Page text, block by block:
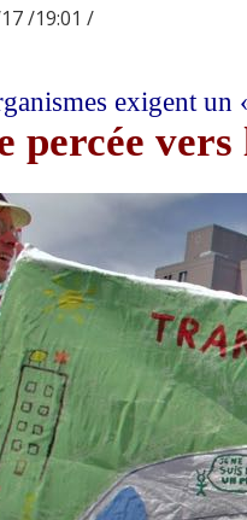
/19:01 /
exigent
percée